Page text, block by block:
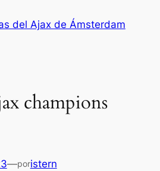
del Ajax de Ámsterdam
champions
—poristern